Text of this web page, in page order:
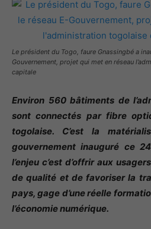
Le président du Togo, faure Gnassingbé a
Gouvernement, projet qui met en réseau
capitale
Environ 560 bâtiments de
sont connectés par fibre
togolaise. C’est la
gouvernement inauguré ce
l’enjeu c’est d’offrir aux
de qualité et de favoriser la
pays, gage d’une réelle
l’économie numérique.